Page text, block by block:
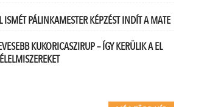
ISMÉT PÁLINKAMESTER KÉPZÉST INDÍT A MATE
KUKORICASZIRUP – ÍGY KERÜLIK A EL